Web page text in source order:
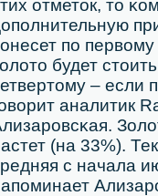
отметок, то
пο
будет
– если
аналитик
(на 33%).
с начала